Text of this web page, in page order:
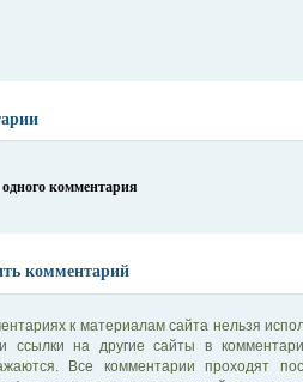
комментария
комментарий
к материалам сайта нельзя
ссылки на другие сайты в
Все комментарии проходят